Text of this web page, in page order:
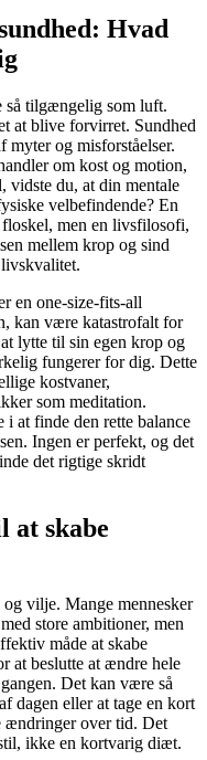
Hvad
tilgængelig som luft.
at blive forvirret. Sundhed
myter og misforståelser.
om kost og motion,
vidste du, at din mentale
velbefindende? En
men en livsfilosofi,
mellem krop og sind
en one-size-fits-all
kan være katastrofalt for
lytte til sin egen krop og
fungerer for dig. Dette
kostvaner,
som meditation.
at finde den rette balance
Ingen er perfekt, og det
det rigtige skridt
at skabe
vilje. Mange mennesker
store ambitioner, men
måde at skabe
at beslutte at ændre hele
Det kan være så
dagen eller at tage en kort
ændringer over tid. Det
ikke en kortvarig diæt.